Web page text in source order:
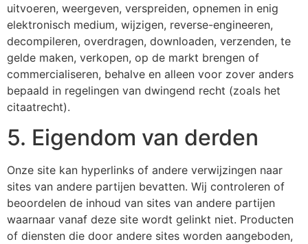
uitvoeren, weergeven, verspreiden, opnemen in enig
elektronisch medium, wijzigen, reverse-engineeren,
decompileren, overdragen, downloaden, verzenden, te
gelde maken, verkopen, op de markt brengen of
commercialiseren, behalve en alleen voor zover anders
bepaald in regelingen van dwingend recht (zoals het
citaatrecht).
5. Eigendom van derden
Onze site kan hyperlinks of andere verwijzingen naar
sites van andere partijen bevatten. Wij controleren of
beoordelen de inhoud van sites van andere partijen
waarnaar vanaf deze site wordt gelinkt niet. Producten
of diensten die door andere sites worden aangeboden,